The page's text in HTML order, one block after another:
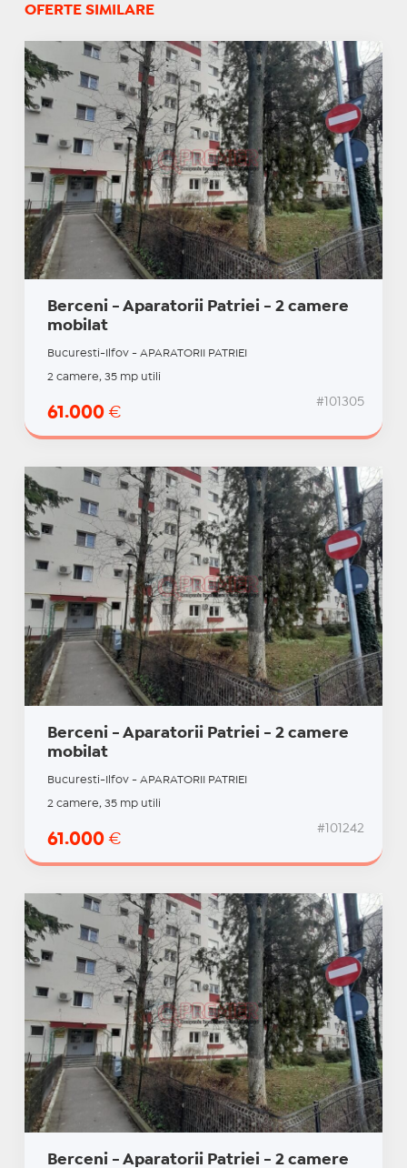
OFERTE SIMILARE
Berceni - Aparatorii Patriei - 2 camere
mobilat
Bucuresti-Ilfov - APARATORII PATRIEI
2 camere, 35 mp utili
61.000 €
#101305
Berceni - Aparatorii Patriei - 2 camere
mobilat
Bucuresti-Ilfov - APARATORII PATRIEI
2 camere, 35 mp utili
61.000 €
#101242
Berceni - Aparatorii Patriei - 2 camere